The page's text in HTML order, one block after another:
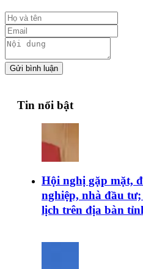
Gửi bình luận
Tin nổi bật
Hội nghị gặp mặt,
nghiệp, nhà đầu
lịch trên địa bàn